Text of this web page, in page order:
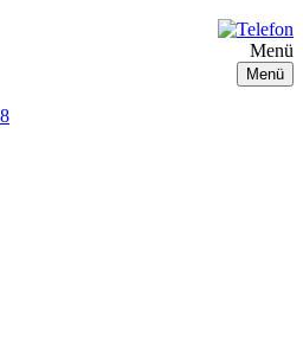
Menü
Menü